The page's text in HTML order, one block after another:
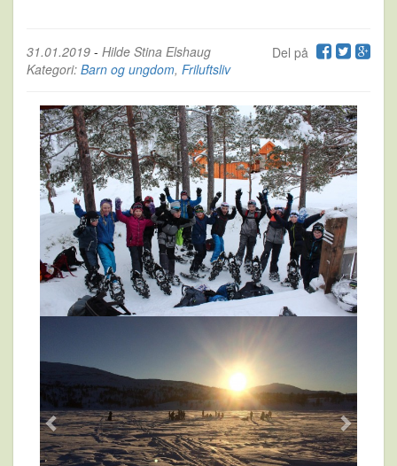
Del på
31.01.2019 - Hilde Stina Elshaug
Kategori: Barn og ungdom, Friluftsliv